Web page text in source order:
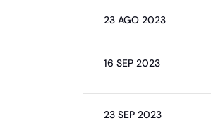
23 AGO 2023
16 SEP 2023
23 SEP 2023